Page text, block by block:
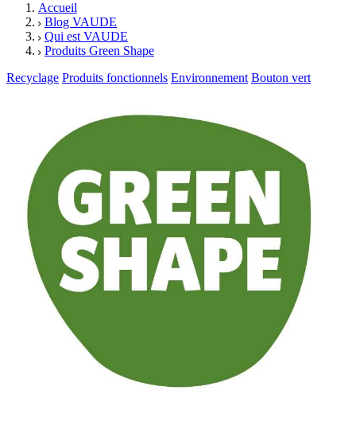
Accueil
Blog VAUDE
Qui est VAUDE
Produits Green Shape
Recyclage Produits fonctionnels Environnement Bouton vert